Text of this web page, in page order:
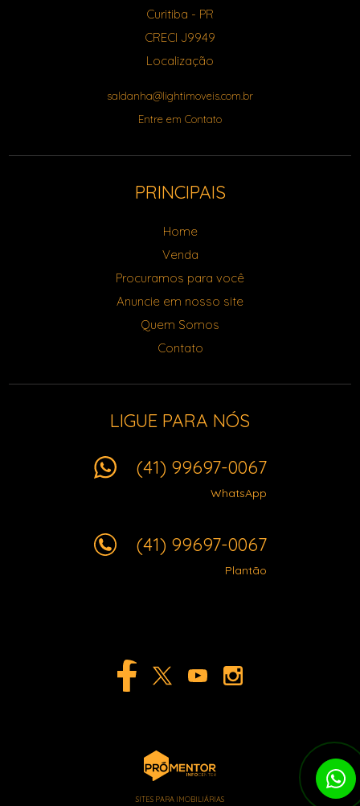
Curitiba - PR
CRECI J9949
Localização
saldanha@lightimoveis.com.br
Entre em Contato
PRINCIPAIS
Home
Venda
Procuramos para você
Anuncie em nosso site
Quem Somos
Contato
LIGUE PARA NÓS
(41) 99697-0067
WhatsApp
(41) 99697-0067
Plantão
SITES PARA IMOBILIÁRIAS